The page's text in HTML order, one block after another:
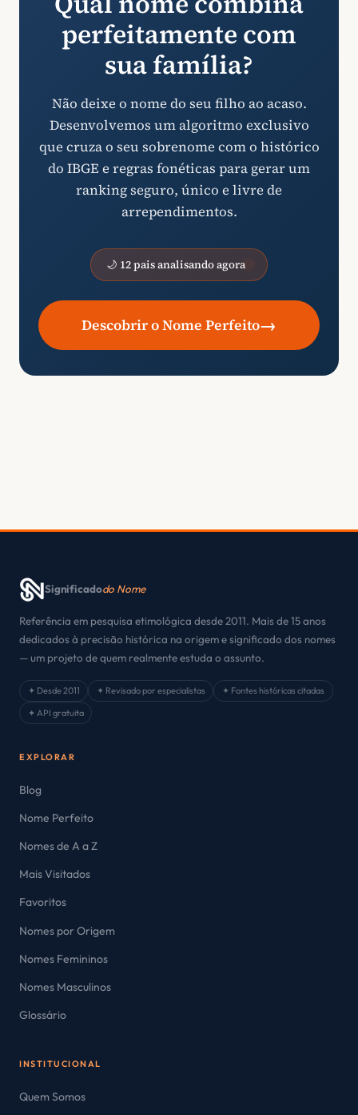
perfeitamente com
sua família?
Não deixe o nome do seu filho ao acaso.
Desenvolvemos um algoritmo exclusivo
que cruza o seu sobrenome com o histórico
do IBGE e regras fonéticas para gerar um
ranking seguro, único e livre de
arrependimentos.
🌙 12 pais analisando agora
Descobrir o Nome Perfeito→
Significadodo Nome
Referência em pesquisa etimológica desde 2011. Mais de 15 anos
dedicados à precisão histórica na origem e significado dos nomes
— um projeto de quem realmente estuda o assunto.
✦ Desde 2011 ✦ Revisado por especialistas
✦ Fontes históricas citadas
✦ API gratuita
EXPLORAR
Blog
Nome Perfeito
Nomes de A a Z
Mais Visitados
Favoritos
Nomes por Origem
Nomes Femininos
Nomes Masculinos
Glossário
INSTITUCIONAL
Quem Somos